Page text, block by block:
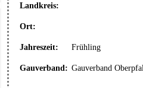
Landkreis:
Ort:
Jahreszeit: Frühling
Gauverband: Gauverband